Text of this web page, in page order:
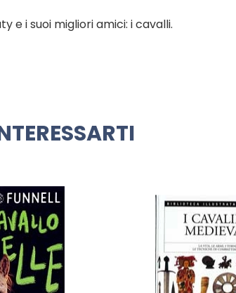
e i suoi migliori amici: i cavalli.